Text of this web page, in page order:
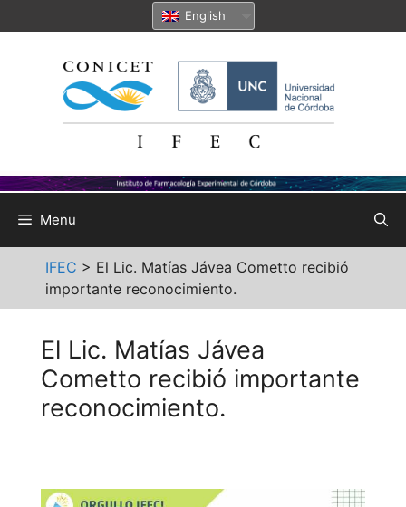
to
English
Menu
IFEC > El Lic. Matías Jávea Cometto recibió
importante reconocimiento.
El Lic. Matías Jávea
Cometto recibió importante
reconocimiento.